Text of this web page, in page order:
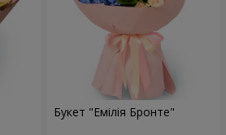
Букет "Емілія Бронте"